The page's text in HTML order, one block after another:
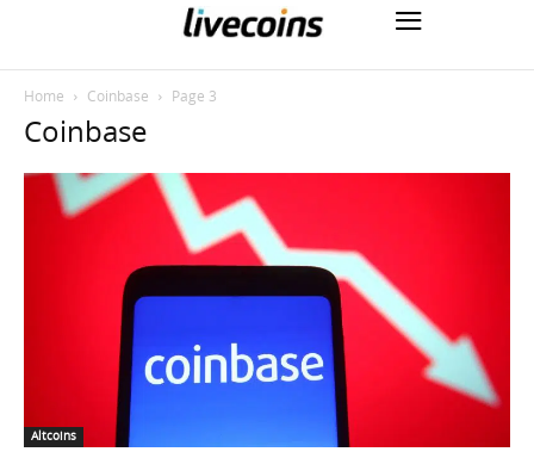
Home Coinbase Page 3
Coinbase
Altcoins